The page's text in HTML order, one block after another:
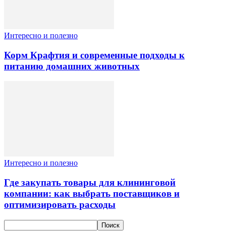
Интересно и полезно
Корм Крафтия и современные подходы к
питанию домашних животных
Интересно и полезно
Где закупать товары для клининговой
компании: как выбрать поставщиков и
оптимизировать расходы